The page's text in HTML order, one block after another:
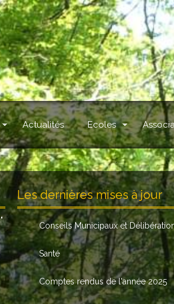
Actualités Ecoles
.
"
Les dernières mises à jour
Conseils Municipaux et
Santé
Comptes rendus de l'année 2025